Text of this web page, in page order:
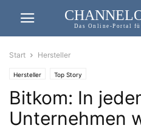
Das Online-Portal
Start Hersteller
Hersteller Top Story
Bitkom: In
Unternehmen